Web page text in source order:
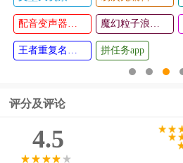
企销宝软
件
查看
中培协同
管理系统
软件
查看
拼任务app
评分及评论
4.5